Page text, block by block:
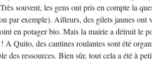
souvent, les gens ont pris en compte la
par exemple). Ailleurs, des gilets jaunes ont
en potager bio. Mais la mairie a détruit le
A Quito, des cantines roulantes sont été
des ressources. Bien sûr, tout cela a été à